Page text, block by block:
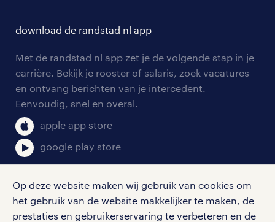
Op deze website maken wij gebruik van cookies om
het gebruik van de website makkelijker te maken, de
prestaties en gebruikerservaring te verbeteren en de
tarieven
personeel gezocht
aanmelden nieuwsbrief
solliciteren
blogs en artikelen
salarischecker
bruto-netto calculator
onze vestigingen
pers
download de randstad nl app
Met de randstad nl app zet je de volgende stap in je
carrière. Bekijk je rooster of salaris, zoek vacatures
en ontvang berichten van je intercedent.
Eenvoudig, snel en overal.
apple app store
google play store
social media